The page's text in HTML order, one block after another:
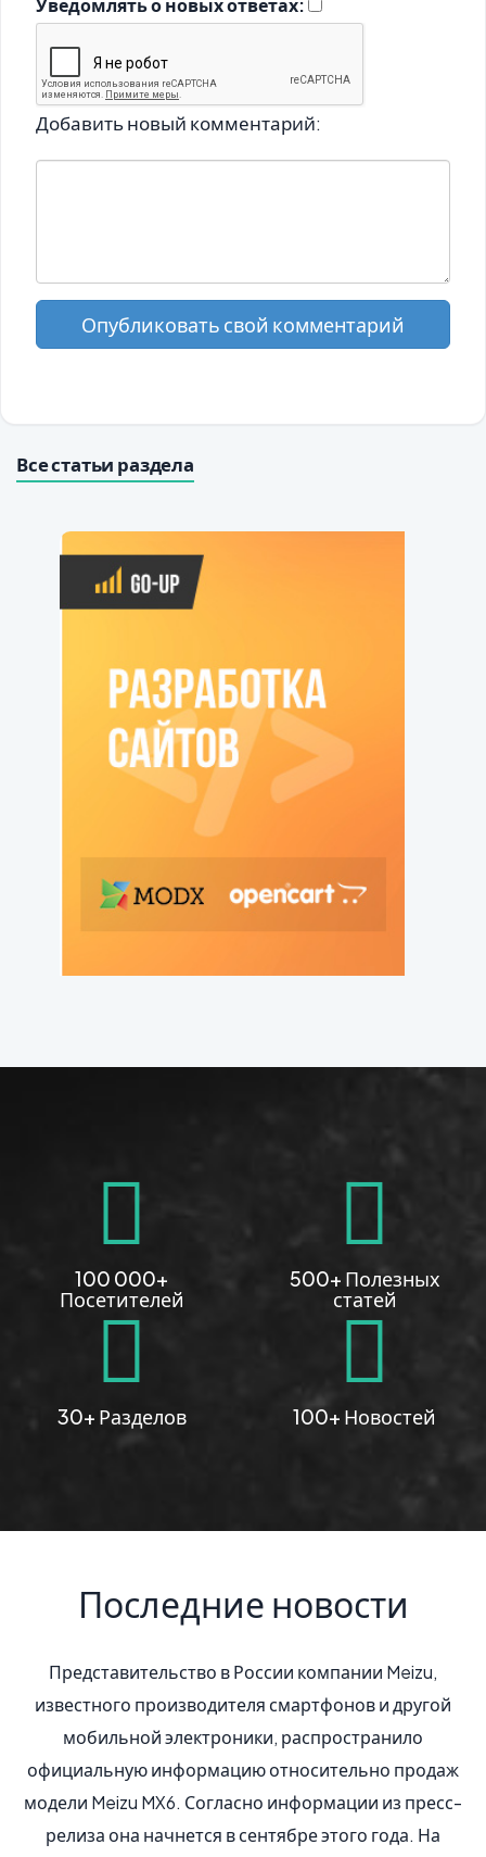
Уведомлять о новых ответах:
Добавить новый комментарий:
Опубликовать свой комментарий
Все статьи раздела
100 000+
Посетителей
500+ Полезных
статей
30+ Разделов 100+ Новостей
Последние новости
Оригинальный смартфон со стеклянным
Meizu U10, анонсированный компанией в конце
теперь стал доступен и российскому
Старт официальных продаж состоялся 1 ноября.
современным меркам U10 можно отнести к
компактным моделям: смартфон оснащен HD-